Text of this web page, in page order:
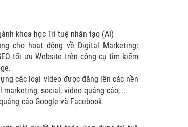
khoa học Trí tuệ nhân tạo (AI)
cho hoạt động về Digital Marketing:
tối ưu Website trên công cụ tìm kiếm
các loại video được đăng lên các nền
social, video quảng cáo, …
cáo Google và Facebook